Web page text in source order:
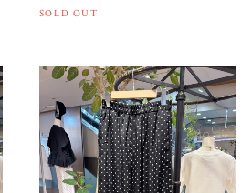
SOLD OUT